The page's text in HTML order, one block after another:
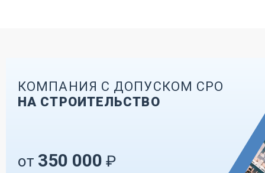
КОМПАНИЯ С ДОПУСКОМ СРО
НА СТРОИТЕЛЬСТВО
от 350 000 ₽